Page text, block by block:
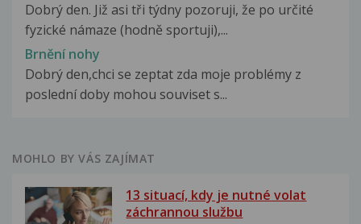
Dobrý den. Již asi tři týdny pozoruji, že po určité
fyzické námaze (hodně sportuji),...
Brnění nohy
Dobrý den,chci se zeptat zda moje problémy z
poslední doby mohou souviset s...
MOHLO BY VÁS ZAJÍMAT
13 situací, kdy je nutné volat
záchrannou službu